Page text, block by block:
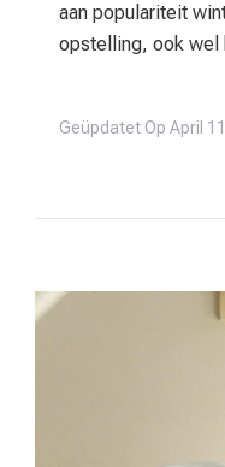
aan populariteit
opstelling, ook
Geüpdatet Op April